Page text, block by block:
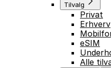
Tilvalg
Privat
Erhverv
eSIM
Alle